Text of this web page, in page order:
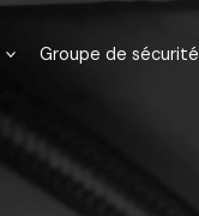
Groupe de sécurité